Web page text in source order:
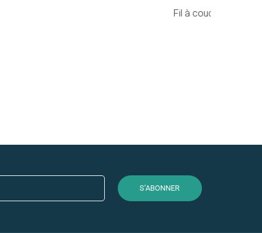
S’ABONNER